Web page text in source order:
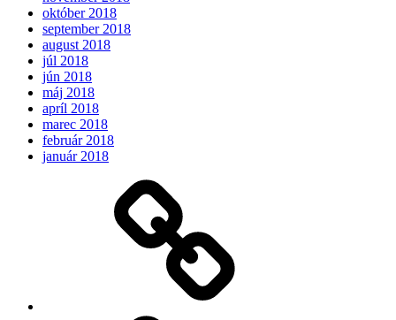
október 2018
september 2018
august 2018
júl 2018
jún 2018
máj 2018
apríl 2018
marec 2018
február 2018
január 2018